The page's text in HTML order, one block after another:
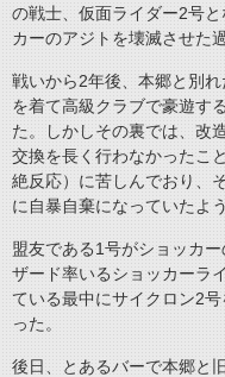
の戦士、仮面ライダー2号
カーのアジトを壊滅させた
戦いから2年後、本郷と別
を着て高級クラブで豪遊す
た。しかしその裏では、改
交換を長く行わなかったこ
絶反応）に苦しんでおり、
に自暴自棄になっていたよ
盟友である1号がショッカ
ザード率いるショッカーラ
ている最中にサイクロン2
った。
後日、とあるバーで本郷と